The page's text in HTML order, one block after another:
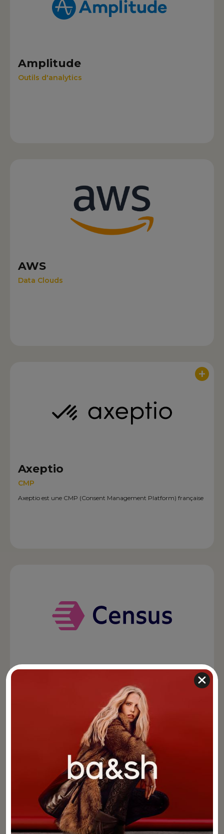
Amplitude
Outils d'analytics
AWS
Data Clouds
+
Axeptio
CMP
Axeptio est une CMP (Consent Management Platform) française
Census